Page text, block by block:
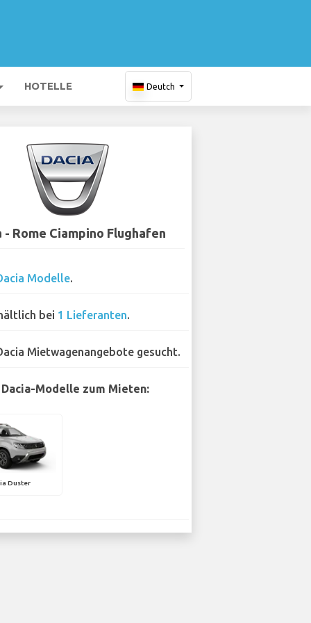
HOTELLE Deutch
- Rome Ciampino Flughafen
Modelle.
bei 1 Lieferanten.
Mietwagenangebote gesucht.
Modelle zum Mieten:
Duster